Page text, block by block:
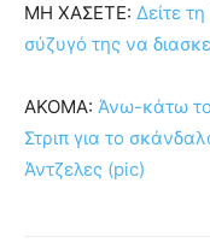
ΜΗ ΧΑΣΕΤΕ: Δείτε
σύζυγό της να
ΑΚΟΜΑ: Άνω-κάτω το
Στριπ για το
Άντζελες (pic)